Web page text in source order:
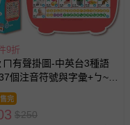
資料內的查詢訂單內，
否完好，若商品遇瑕疵
請見：退貨的辦理流程。
、購物流程、付款方
商品運送方式等有疑
9折
ㄇ有聲掛圖-中英台3種語
個注音符號與字彙+ㄅ~ㄦ
跟讀語音+2首律動性兒歌
問答遊戲
完
$250